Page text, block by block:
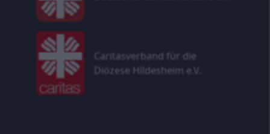
Caritasverband für die
Diözese Hildesheim e.V.